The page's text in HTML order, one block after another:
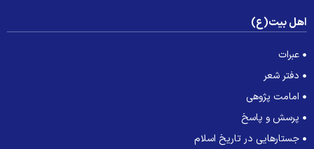
بیت(ع)
عبرات
دفتر شعر
امامت پژوهی
پرسش و پاسخ
جستارهایی در تاریخ اسلام